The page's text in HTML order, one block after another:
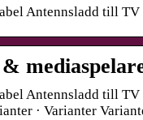
Antennsladd till
Antennsladd till
· Varianter